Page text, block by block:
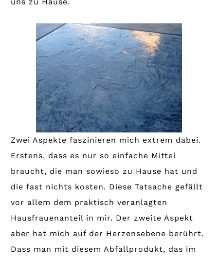
Zwei Aspekte faszinieren mich extrem dabei.
Erstens, dass es nur so einfache Mittel
braucht, die man sowieso zu Hause hat und
die fast nichts kosten. Diese Tatsache gefällt
vor allem dem praktisch veranlagten
Hausfrauenanteil in mir. Der zweite Aspekt
aber hat mich auf der Herzensebene berührt.
Dass man mit diesem Abfallprodukt, das im